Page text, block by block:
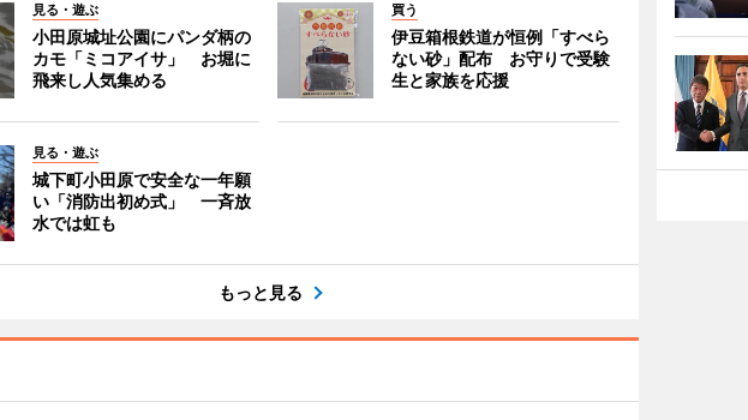
見る・遊ぶ
小田原城址公園にパンダ柄の
カモ「ミコアイサ」 お堀に
飛来し人気集める
買う
伊豆箱根鉄道が恒例「すべら
ない砂」配布 お守りで受験
生と家族を応援
見る・遊ぶ
城下町小田原で安全な一年願
い「消防出初め式」 一斉放
水では虹も
もっと見る